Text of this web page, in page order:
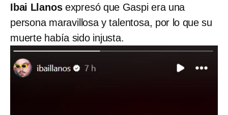
Ibai Llanos expresó que Gaspi era una
persona maravillosa y talentosa, por lo que su
muerte había sido injusta.